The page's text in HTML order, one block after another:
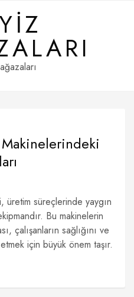
üretim süreçlerinde yaygın
Bu makinelerin
çalışanların sağlığını ve
için büyük önem taşır.